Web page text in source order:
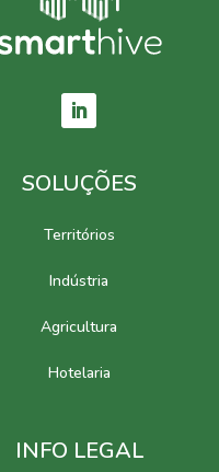
SOLUÇÕES
Territórios
Indústria
Agricultura
Hotelaria
INFO LEGAL